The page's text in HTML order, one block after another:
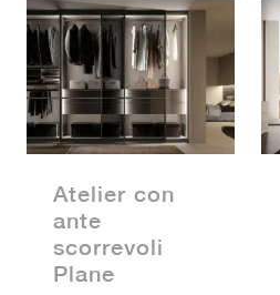
Atelier con
ante
scorrevoli
Plane